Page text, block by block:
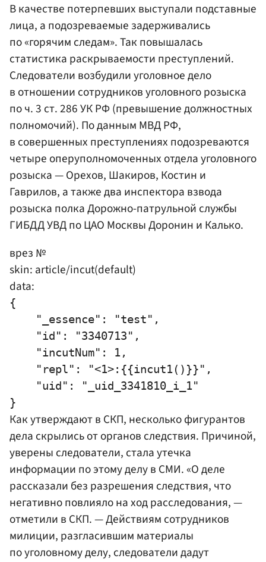
В качестве потерпевших выступали подставные
лица, а подозреваемые задерживались
по «горячим следам». Так повышалась
статистика раскрываемости преступлений.
Следователи возбудили уголовное дело
в отношении сотрудников уголовного розыска
по ч. 3 ст. 286 УК РФ (превышение должностных
полномочий). По данным МВД РФ,
в совершенных преступлениях подозреваются
четыре оперуполномоченных отдела уголовного
розыска — Орехов, Шакиров, Костин и
Гаврилов, а также два инспектора взвода
розыска полка Дорожно-патрульной службы
ГИБДД УВД по ЦАО Москвы Доронин и Калько.
врез №
skin: article/incut(default)
data:
{
    "_essence": "test",
    "id": "3340713",
    "incutNum": 1,
    "repl": "<1>:{{incut1()}}",
    "uid": "_uid_3341810_i_1"
Как утверждают в СКП, несколько фигурантов
дела скрылись от органов следствия. Причиной,
уверены следователи, стала утечка
информации по этому делу в СМИ. «О деле
рассказали без разрешения следствия, что
негативно повлияло на ход расследования, —
отметили в СКП. — Действиям сотрудников
милиции, разгласившим материалы
по уголовному делу, следователи дадут